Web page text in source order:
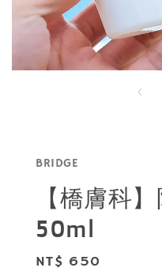
BRIDGE
【橋膚科
50ml
Regular
NT$ 650